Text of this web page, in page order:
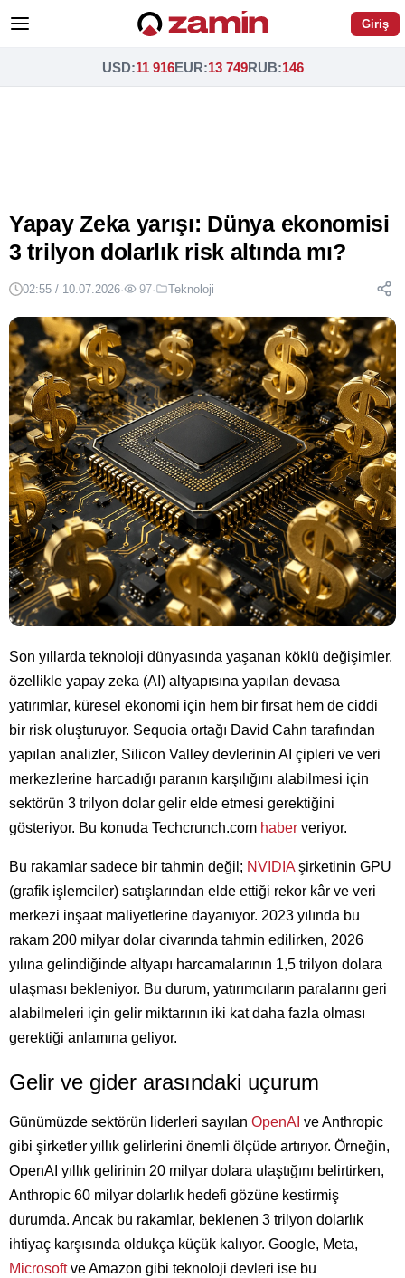
Giriş
USD:11 916EUR:13 749RUB:146
Yapay Zeka yarışı: Dünya ekonomisi
3 trilyon dolarlık risk altında mı?
02:55 / 10.07.2026· 97· Teknoloji
Son yıllarda teknoloji dünyasında yaşanan köklü değişimler,
özellikle yapay zeka (AI) altyapısına yapılan devasa
yatırımlar, küresel ekonomi için hem bir fırsat hem de ciddi
bir risk oluşturuyor. Sequoia ortağı David Cahn tarafından
yapılan analizler, Silicon Valley devlerinin AI çipleri ve veri
merkezlerine harcadığı paranın karşılığını alabilmesi için
sektörün 3 trilyon dolar gelir elde etmesi gerektiğini
gösteriyor. Bu konuda Techcrunch.com haber veriyor.
Bu rakamlar sadece bir tahmin değil; NVIDIA şirketinin GPU
(grafik işlemciler) satışlarından elde ettiği rekor kâr ve veri
merkezi inşaat maliyetlerine dayanıyor. 2023 yılında bu
rakam 200 milyar dolar civarında tahmin edilirken, 2026
yılına gelindiğinde altyapı harcamalarının 1,5 trilyon dolara
ulaşması bekleniyor. Bu durum, yatırımcıların paralarını geri
alabilmeleri için gelir miktarının iki kat daha fazla olması
gerektiği anlamına geliyor.
Gelir ve gider arasındaki uçurum
Günümüzde sektörün liderleri sayılan OpenAI ve Anthropic
gibi şirketler yıllık gelirlerini önemli ölçüde artırıyor. Örneğin,
OpenAI yıllık gelirinin 20 milyar dolara ulaştığını belirtirken,
Anthropic 60 milyar dolarlık hedefi gözüne kestirmiş
durumda. Ancak bu rakamlar, beklenen 3 trilyon dolarlık
ihtiyaç karşısında oldukça küçük kalıyor. Google, Meta,
Microsoftve Amazon gibi teknoloji devleri ise bu